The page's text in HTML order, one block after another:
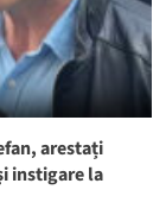
arestați
instigare la